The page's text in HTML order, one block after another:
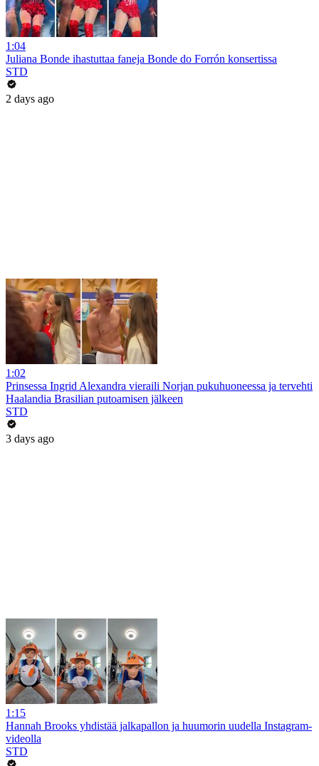
1:04
Juliana Bonde ihastuttaa faneja Bonde do Forrón konsertissa
STD
2 days ago
1:02
Prinsessa Ingrid Alexandra vieraili Norjan pukuhuoneessa ja tervehti
Haalandia Brasilian putoamisen jälkeen
STD
3 days ago
1:15
Hannah Brooks yhdistää jalkapallon ja huumorin uudella Instagram-
videolla
STD